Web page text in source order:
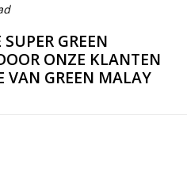
GREEN
ONZE KLANTEN
VAN GREEN MALAY